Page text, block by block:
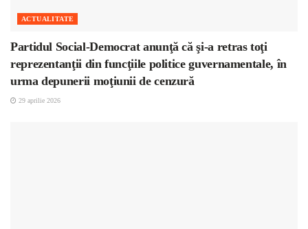
ACTUALITATE
Partidul Social-Democrat anunţă că şi-a retras toţi
reprezentanţii din funcţiile politice guvernamentale, în
urma depunerii moţiunii de cenzură
29 aprilie 2026